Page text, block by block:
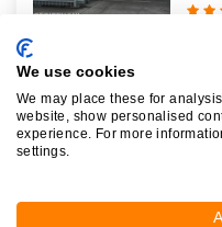
We use cookies
We may place these for
website, show personalised
experience. For more
settings.